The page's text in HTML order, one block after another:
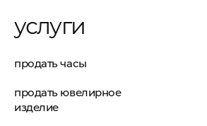
услуги
продать часы
продать ювелирное
изделие